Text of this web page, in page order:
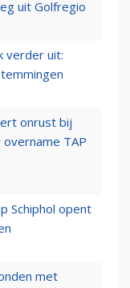
uit Golfregio
verder uit:
onrust bij
TAP
Schiphol opent
met